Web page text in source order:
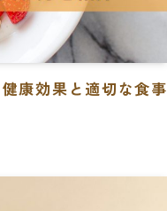
康効果と適切な食事